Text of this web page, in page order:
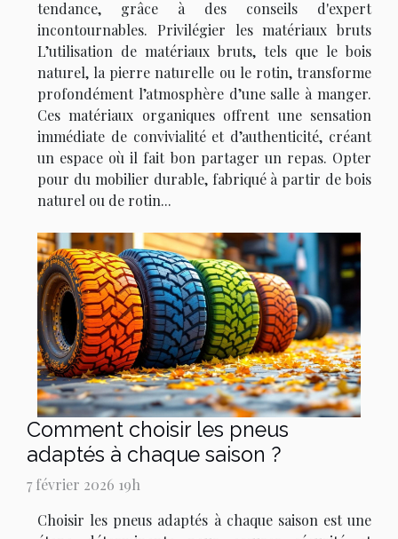
tendance, grâce à des conseils d'expert
incontournables. Privilégier les matériaux bruts
L’utilisation de matériaux bruts, tels que le bois
naturel, la pierre naturelle ou le rotin, transforme
profondément l’atmosphère d’une salle à manger.
Ces matériaux organiques offrent une sensation
immédiate de convivialité et d’authenticité, créant
un espace où il fait bon partager un repas. Opter
pour du mobilier durable, fabriqué à partir de bois
naturel ou de rotin...
Comment choisir les pneus
adaptés à chaque saison ?
7 février 2026 19h
Choisir les pneus adaptés à chaque saison est une